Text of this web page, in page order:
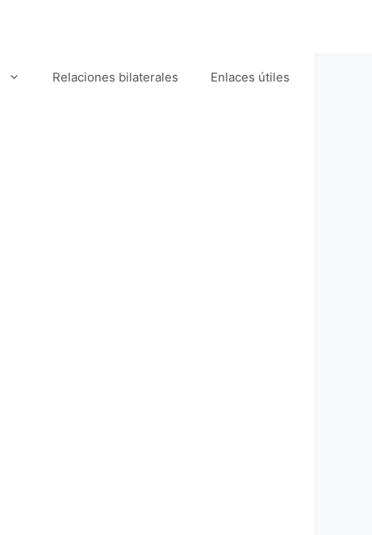
Relaciones bilaterales Enlaces útiles